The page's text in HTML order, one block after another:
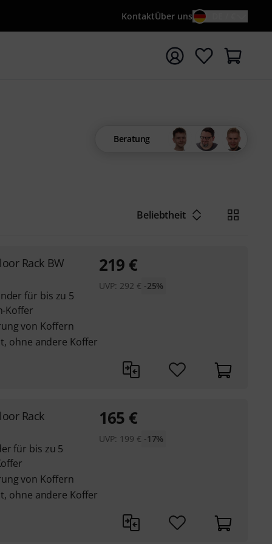
KontaktÜber uns
mit Suchwort {searchTerm} starten
Beratung
Beliebtheit
Rack BW
für bis zu 5
Koffer
von Koffern
ohne andere Koffer
219 €
UVP: 292 € -25%
Rack
für bis zu 5
von Koffern
ohne andere Koffer
165 €
UVP: 199 € -17%